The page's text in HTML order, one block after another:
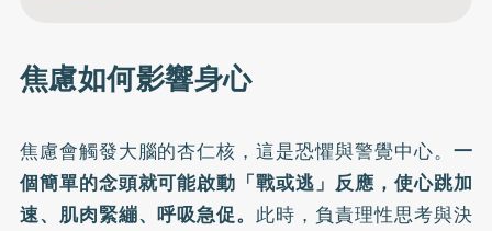
焦慮如何影響身心
焦慮會觸發大腦的杏仁核，這是恐懼與警覺中心。 一
個簡單的念頭就可能啟動「戰或逃」反應，使心跳加
速、肌肉緊繃、呼吸急促。此時，負責理性思考與決